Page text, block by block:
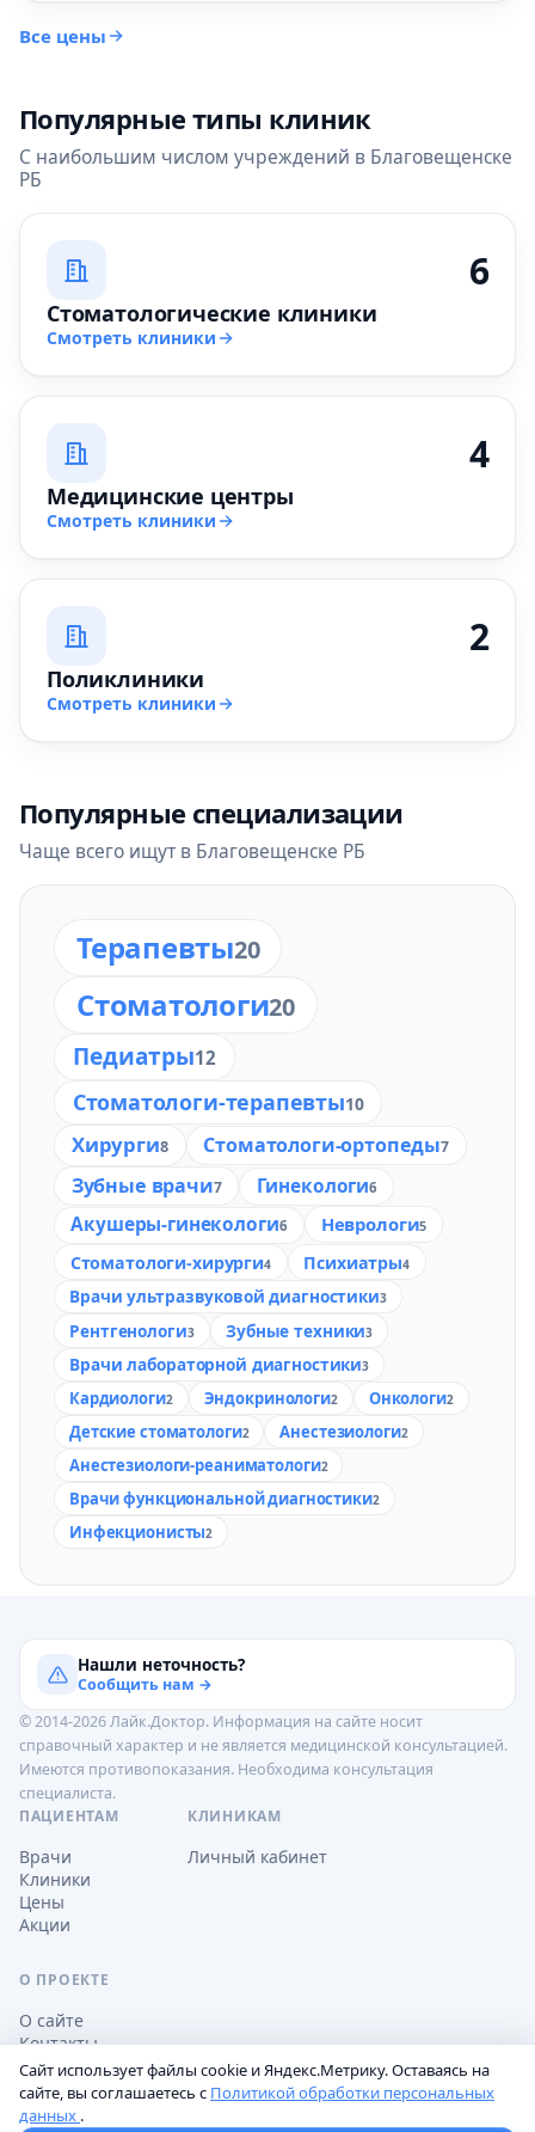
Все цены
Популярные типы клиник
С наибольшим числом учреждений в Благовещенске
РБ
6
Стоматологические клиники
Смотреть клиники
4
Медицинские центры
Смотреть клиники
2
Поликлиники
Смотреть клиники
Популярные специализации
Чаще всего ищут в Благовещенске РБ
Терапевты20
Стоматологи20
Педиатры12
Стоматологи-терапевты10
Хирурги8 Стоматологи-ортопеды7
Зубные врачи7 Гинекологи6
Акушеры-гинекологи6 Неврологи5
Стоматологи-хирурги4 Психиатры4
Врачи ультразвуковой диагностики3
Рентгенологи3 Зубные техники3
Врачи лабораторной диагностики3
Кардиологи2 Эндокринологи2 Онкологи2
Детские стоматологи2 Анестезиологи2
Анестезиологи-реаниматологи2
Врачи функциональной диагностики2
Инфекционисты2
Нашли неточность?
Сообщить нам →
© 2014-2026 Лайк.Доктор. Информация на сайте носит
справочный характер и не является медицинской консультацией.
Имеются противопоказания. Необходима консультация
специалиста.
ПАЦИЕНТАМ
Врачи
Клиники
Цены
Акции
КЛИНИКАМ
Личный кабинет
О ПРОЕКТЕ
О сайте
Контакты
Обработка персональных данных
Сайт использует файлы cookie и Яндекс.Метрику. Оставаясь на
сайте, вы соглашаетесь с Политикой обработки персональных
данных .